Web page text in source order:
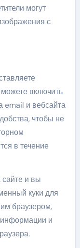
могут
с
включить
email и вебсайта
чтобы не
в течение
сайте и вы
куки для
браузером,
информации и